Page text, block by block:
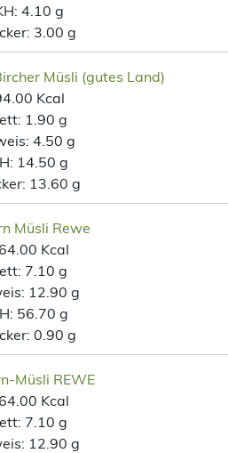
4.10 g
3.00 g
Müsli (gutes Land)
Kcal
1.90 g
4.50 g
14.50 g
13.60 g
Müsli Rewe
Kcal
7.10 g
12.90 g
56.70 g
0.90 g
Müsli REWE
Kcal
7.10 g
12.90 g